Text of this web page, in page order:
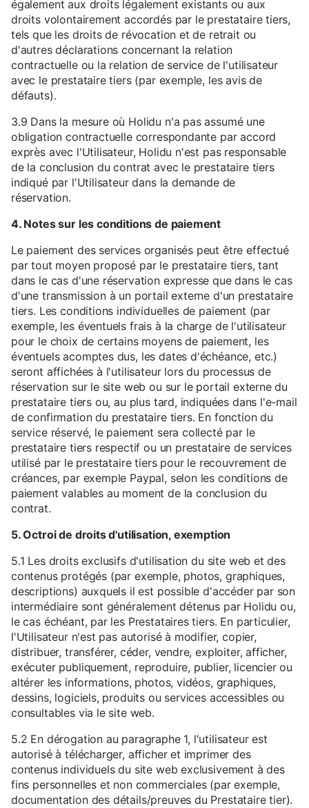
également aux droits légalement existants ou aux
droits volontairement accordés par le prestataire tiers,
tels que les droits de révocation et de retrait ou
d'autres déclarations concernant la relation
contractuelle ou la relation de service de l'utilisateur
avec le prestataire tiers (par exemple, les avis de
défauts).
3.9 Dans la mesure où Holidu n'a pas assumé une
obligation contractuelle correspondante par accord
exprès avec l'Utilisateur, Holidu n'est pas responsable
de la conclusion du contrat avec le prestataire tiers
indiqué par l'Utilisateur dans la demande de
réservation.
4. Notes sur les conditions de paiement
Le paiement des services organisés peut être effectué
par tout moyen proposé par le prestataire tiers, tant
dans le cas d'une réservation expresse que dans le cas
d'une transmission à un portail externe d'un prestataire
tiers. Les conditions individuelles de paiement (par
exemple, les éventuels frais à la charge de l'utilisateur
pour le choix de certains moyens de paiement, les
éventuels acomptes dus, les dates d'échéance, etc.)
seront affichées à l'utilisateur lors du processus de
réservation sur le site web ou sur le portail externe du
prestataire tiers ou, au plus tard, indiquées dans l'e-mail
de confirmation du prestataire tiers. En fonction du
service réservé, le paiement sera collecté par le
prestataire tiers respectif ou un prestataire de services
utilisé par le prestataire tiers pour le recouvrement de
créances, par exemple Paypal, selon les conditions de
paiement valables au moment de la conclusion du
contrat.
5. Octroi de droits d'utilisation, exemption
5.1 Les droits exclusifs d'utilisation du site web et des
contenus protégés (par exemple, photos, graphiques,
descriptions) auxquels il est possible d'accéder par son
intermédiaire sont généralement détenus par Holidu ou,
le cas échéant, par les Prestataires tiers. En particulier,
l'Utilisateur n'est pas autorisé à modifier, copier,
distribuer, transférer, céder, vendre, exploiter, afficher,
exécuter publiquement, reproduire, publier, licencier ou
altérer les informations, photos, vidéos, graphiques,
dessins, logiciels, produits ou services accessibles ou
consultables via le site web.
5.2 En dérogation au paragraphe 1, l'utilisateur est
autorisé à télécharger, afficher et imprimer des
contenus individuels du site web exclusivement à des
fins personnelles et non commerciales (par exemple,
documentation des détails/preuves du Prestataire tier).